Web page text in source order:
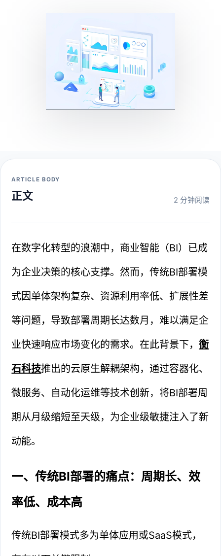
ARTICLE BODY
正文 2 分钟阅读
在数字化转型的浪潮中，商业智能（BI）已成
为企业决策的核心支撑。然而，传统BI部署模
式因单体架构复杂、资源利用率低、扩展性差
等问题，导致部署周期长达数月，难以满足企
业快速响应市场变化的需求。在此背景下，衡
石科技推出的云原生解耦架构，通过容器化、
微服务、自动化运维等技术创新，将BI部署周
期从月级缩短至天级，为企业级敏捷注入了新
动能。
一、传统BI部署的痛点：周期长、效
率低、成本高
传统BI部署模式多为单体应用或SaaS模式，